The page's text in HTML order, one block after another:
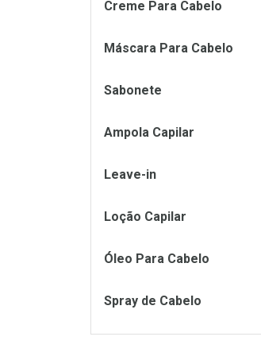
Creme Para Cabelo
Máscara Para Cabelo
Sabonete
Ampola Capilar
Leave-in
Loção Capilar
Óleo Para Cabelo
Spray de Cabelo